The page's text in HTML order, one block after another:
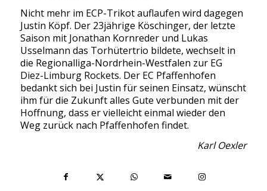
Nicht mehr im ECP-Trikot auflaufen wird dagegen
Justin Köpf. Der 23jährige Köschinger, der letzte
Saison mit Jonathan Kornreder und Lukas
Usselmann das Torhütertrio bildete, wechselt in
die Regionalliga-Nordrhein-Westfalen zur EG
Diez-Limburg Rockets. Der EC Pfaffenhofen
bedankt sich bei Justin für seinen Einsatz, wünscht
ihm für die Zukunft alles Gute verbunden mit der
Hoffnung, dass er vielleicht einmal wieder den
Weg zurück nach Pfaffenhofen findet.
Karl Oexler